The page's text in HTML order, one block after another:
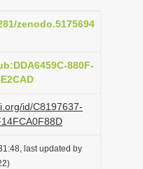
zenodo.5175694
880F-
id/C8197637-
last updated by